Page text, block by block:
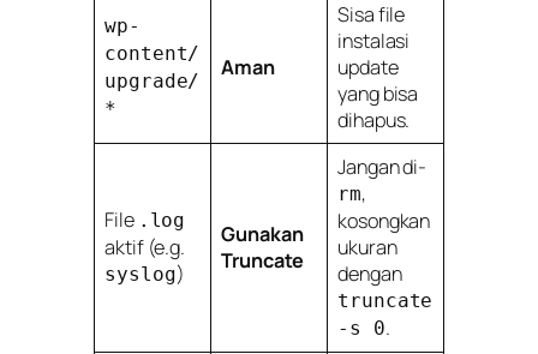
wp-
content/
upgrade/
*
Aman
Sisa file
instalasi
update
yang bisa
dihapus.
File .log
aktif (e.g.
syslog)
Gunakan
Truncate
Jangan di-
rm,
kosongkan
ukuran
dengan
truncate
-s 0.